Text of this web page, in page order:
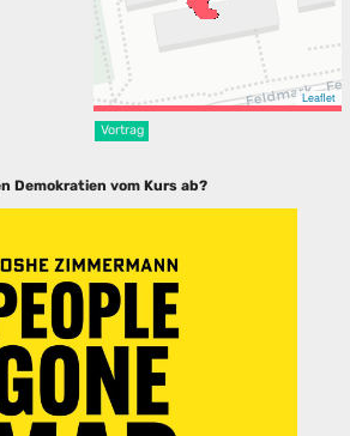
Leaflet
Vortrag
Demokratien vom Kurs ab?